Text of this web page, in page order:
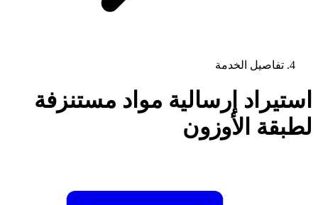
تفاصيل الخدمة
استيراد إرسالية مواد مستنزفة
لطبقة الأوزون